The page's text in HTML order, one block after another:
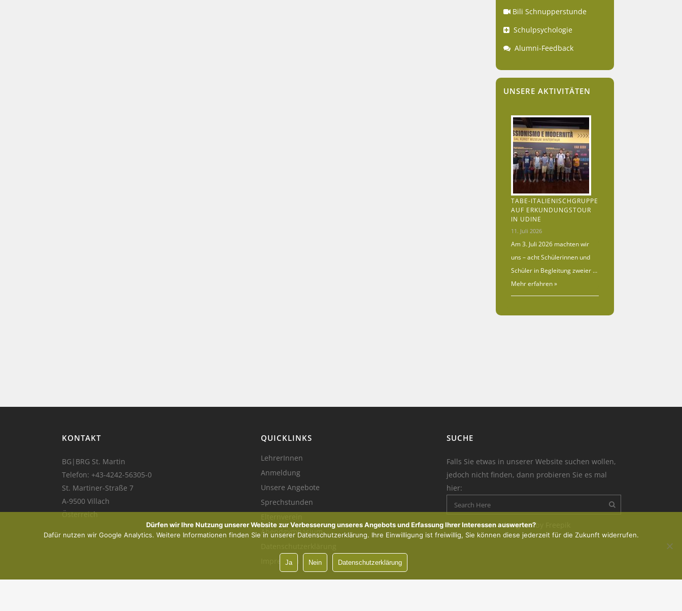
Bili Schnupperstunde
Schulpsychologie
Alumni-Feedback
UNSERE AKTIVITÄTEN
TABE-ITALIENISCHGRUPPE
AUF ERKUNDUNGSTOUR
IN UDINE
11. Juli 2026
Am 3. Juli 2026 machten wir
uns – acht Schülerinnen und
Schüler in Begleitung zweier …
Mehr erfahren »
KONTAKT
BG|BRG St. Martin
Telefon: +43-4242-56305-0
St. Martiner-Straße 7
A-9500 Villach
Österreich
QUICKLINKS
LehrerInnen
Anmeldung
Unsere Angebote
Sprechstunden
Abendgymnasium
Impressum
SUCHE
Falls Sie etwas in unserer Website suchen wollen,
jedoch nicht finden, dann probieren Sie es mal
hier:
Ikon der Kerze : designed by Freepik
Dürfen wir Ihre Nutzung unserer Website zur Verbesserung unseres Angebots und Erfassung Ihrer Interessen auswerten?
Dafür nutzen wir Google Analytics. Weitere Informationen finden Sie in unserer Datenschutzerklärung. Ihre Einwilligung ist freiwillig, Sie können diese jederzeit für die Zukunft widerrufen.
Ja Nein Datenschutzerklärung